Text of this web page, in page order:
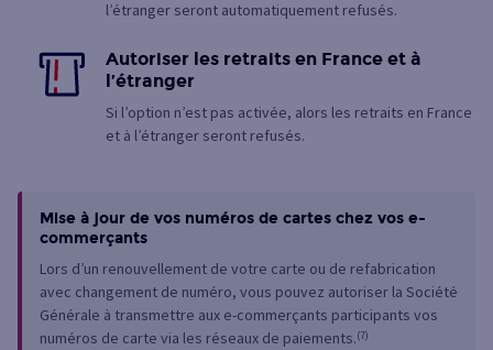
l’étranger seront automatiquement refusés.
Autoriser les retraits en France et à
l’étranger
Si l’option n’est pas activée, alors les retraits en France
et à l’étranger seront refusés.
Mise à jour de vos numéros de cartes chez vos e-
commerçants
Lors d’un renouvellement de votre carte ou de refabrication
avec changement de numéro, vous pouvez autoriser la Société
Générale à transmettre aux e-commerçants participants vos
numéros de carte via les réseaux de paiements.(7)